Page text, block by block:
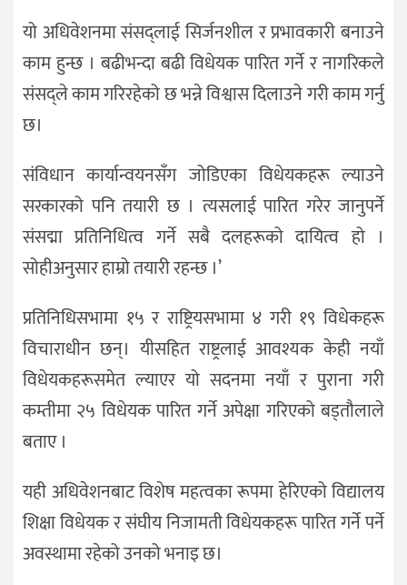
यो अधिवेशनमा संसद्लाई सिर्जनशील र प्रभावकारी बनाउने
काम हुन्छ । बढीभन्दा बढी विधेयक पारित गर्ने र नागरिकले
संसद्ले काम गरिरहेको छ भन्ने विश्वास दिलाउने गरी काम गर्नु
छ।
संविधान कार्यान्वयनसँग जोडिएका विधेयकहरू ल्याउने
सरकारको पनि तयारी छ । त्यसलाई पारित गरेर जानुपर्ने
संसद्मा प्रतिनिधित्व गर्ने सबै दलहरूको दायित्व हो ।
सोहीअनुसार हाम्रो तयारी रहन्छ ।’
प्रतिनिधिसभामा १५ र राष्ट्रियसभामा ४ गरी १९ विधेकहरू
विचाराधीन छन्। यीसहित राष्ट्रलाई आवश्यक केही नयाँ
विधेयकहरूसमेत ल्याएर यो सदनमा नयाँ र पुराना गरी
कम्तीमा २५ विधेयक पारित गर्ने अपेक्षा गरिएको बड्तौलाले
बताए ।
यही अधिवेशनबाट विशेष महत्वका रूपमा हेरिएको विद्यालय
शिक्षा विधेयक र संघीय निजामती विधेयकहरू पारित गर्ने पर्ने
अवस्थामा रहेको उनको भनाइ छ।